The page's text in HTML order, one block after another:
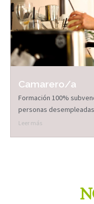
Camarero/a
Formación 100%
personas
Leer más